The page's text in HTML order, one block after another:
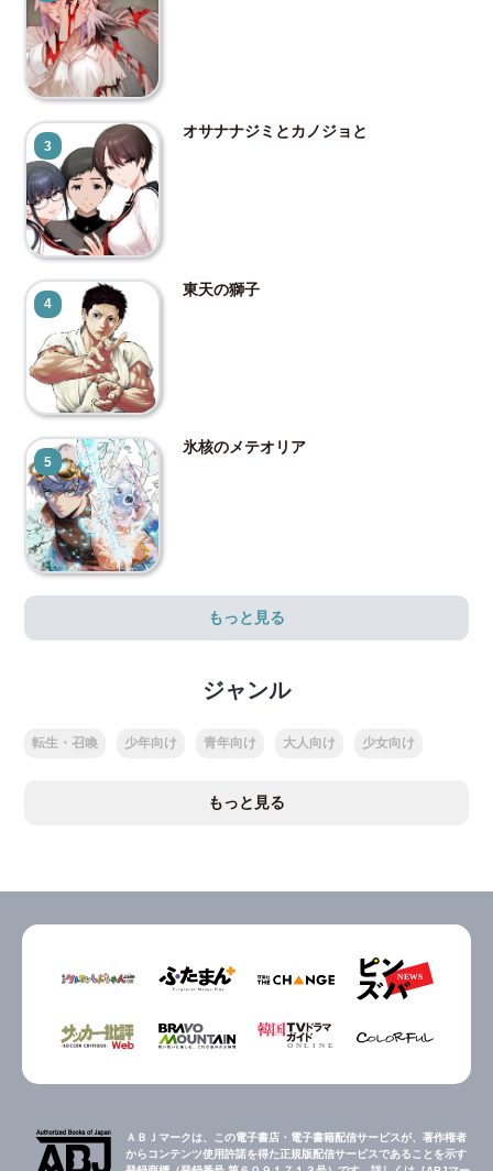
3
オサナナジミとカノジョと
4
東天の獅子
5
氷核のメテオリア
もっと見る
ジャンル
転生・召喚 少年向け 青年向け 大人向け 少女向け
もっと見る
ＡＢＪマークは、この電子書店・電子書籍配信サービスが、著作権者
からコンテンツ使用許諾を得た正規版配信サービスであることを示す